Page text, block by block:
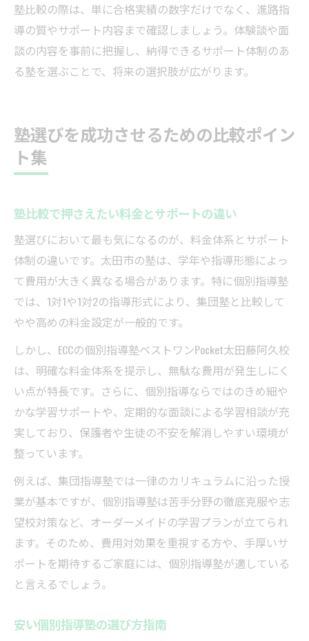
塾比較の際は、単に合格実績の数字だけでなく、進路指
導の質やサポート内容まで確認しましょう。体験談や面
談の内容を事前に把握し、納得できるサポート体制のあ
る塾を選ぶことで、将来の選択肢が広がります。
塾選びを成功させるための比較ポイン
ト集
塾比較で押さえたい料金とサポートの違い
塾選びにおいて最も気になるのが、料金体系とサポート
体制の違いです。太田市の塾は、学年や指導形態によっ
て費用が大きく異なる場合があります。特に個別指導塾
では、1対1や1対2の指導形式により、集団塾と比較して
やや高めの料金設定が一般的です。
しかし、ECCの個別指導塾ベストワンPocket太田藤阿久校
は、明確な料金体系を提示し、無駄な費用が発生しにく
い点が特長です。さらに、個別指導ならではのきめ細や
かな学習サポートや、定期的な面談による学習相談が充
実しており、保護者や生徒の不安を解消しやすい環境が
整っています。
例えば、集団指導塾では一律のカリキュラムに沿った授
業が基本ですが、個別指導塾は苦手分野の徹底克服や志
望校対策など、オーダーメイドの学習プランが立てられ
ます。そのため、費用対効果を重視する方や、手厚いサ
ポートを期待するご家庭には、個別指導塾が適している
と言えるでしょう。
安い個別指導塾の選び方指南